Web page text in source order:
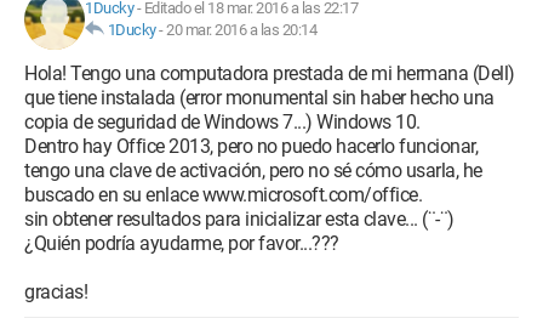
1Ducky- Editado el 18 mar. 2016 a las 22:17
1Ducky-20 mar. 2016 a las 20:14
Hola! Tengo una computadora prestada de mi hermana (Dell)
que tiene instalada (error monumental sin haber hecho una
copia de seguridad de Windows 7...) Windows 10.
Dentro hay Office 2013, pero no puedo hacerlo funcionar,
tengo una clave de activación, pero no sé cómo usarla, he
buscado en su enlace www.microsoft.com/office.
sin obtener resultados para inicializar esta clave... (¨-¨)
¿Quién podría ayudarme, por favor...???
gracias!